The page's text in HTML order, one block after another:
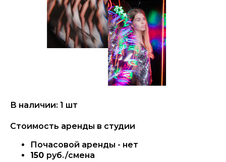
В наличии: 1 шт
Стоимость аренды в студии
Почасовой аренды - нет
150 руб./смена